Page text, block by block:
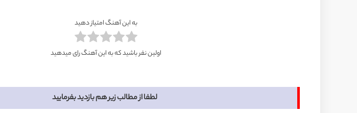
به این آهنگ امتیاز دهید
اولین نفر باشید که به این آهنگ رای میدهید
لطفا از مطالب زیر هم بازدید بفرمایید